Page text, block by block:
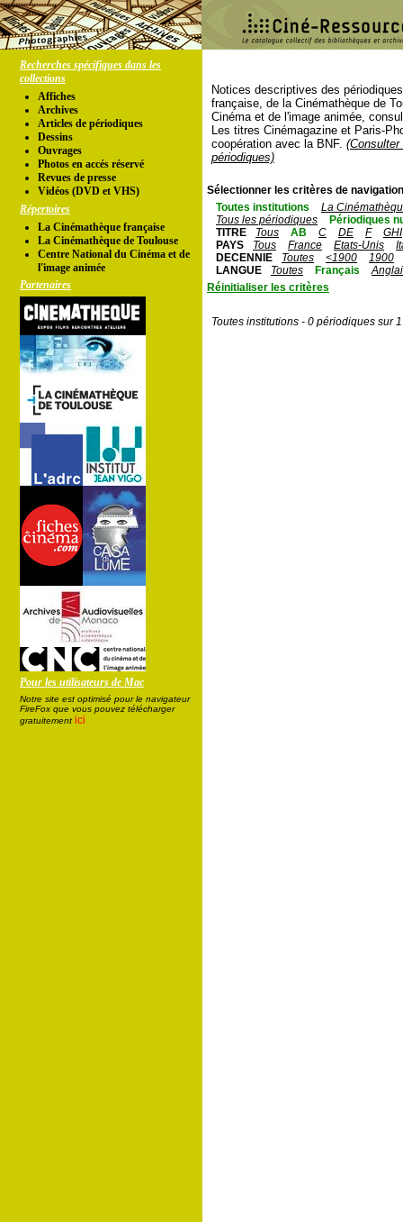
Recherches spécifiques dans les
collections
Affiches
Archives
Articles de périodiques
Dessins
Ouvrages
Photos en accés réservé
Revues de presse
Vidéos (DVD et VHS)
Répertoires
La Cinémathèque française
La Cinémathèque de Toulouse
Centre National du Cinéma et de
l'image animée
Partenaires
Pour les utilisateurs de Mac
Notre site est optimisé pour le navigateur
FireFox que vous pouvez télécharger
gratuitement ici
Notices descriptives des
française, de la Cinémathèque de
Cinéma et de l'image animée,
Les titres Cinémagazine et Paris-
coopération avec la BNF.
périodiques)
Sélectionner les critères de
Toutes institutions
La
Tous les périodiques
Périodiques
TITRE
Tous AB C DE F
GHI
PAYS
Tous France Etats-Unis
DECENNIE
Toutes <1900
1900
LANGUE
Toutes Français
Réinitialiser les critères
Toutes institutions - 0 périodiques sur